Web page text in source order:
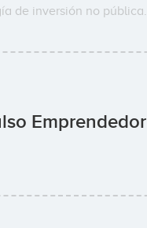
de inversión no pública.
Emprendedor